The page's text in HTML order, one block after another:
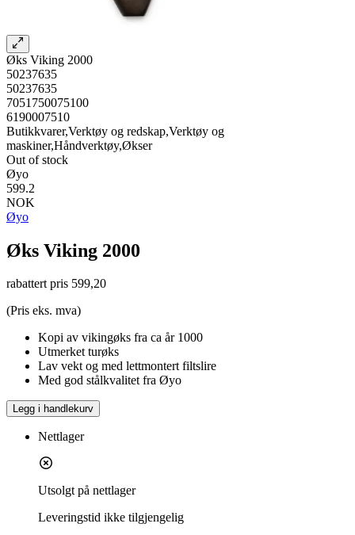
Øks Viking 2000
50237635
50237635
7051750075100
6190007510
Butikkvarer,Verktøy og redskap,Verktøy og
maskiner,Håndverktøy,Økser
Out of stock
Øyo
599.2
NOK
Øyo
Øks Viking 2000
rabattert pris 599,20
(Pris eks. mva)
Kopi av vikingøks fra ca år 1000
Utmerket turøks
Lav vekt og med lettmontert filtslire
Med god stålkvalitet fra Øyo
Legg i handlekurv
Nettlager
Utsolgt på nettlager
Leveringstid ikke tilgjengelig